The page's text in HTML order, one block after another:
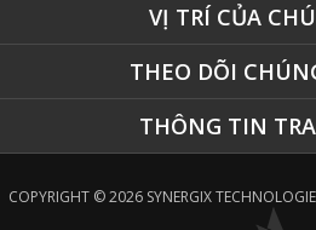
VỊ TRÍ CỦA
THEO DÕI
THÔNG TIN
COPYRIGHT © 2026 SYNERGIX